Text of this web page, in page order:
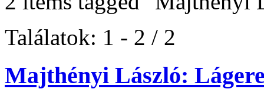
Találatok: 1 - 2 / 2
Majthényi László: